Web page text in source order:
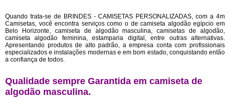
Quando trata-se de BRINDES - CAMISETAS PERSONALIZADAS, com a 4m
Camisetas, você encontra serviços como o de camiseta algodão egípcio em
Belo Horizonte, camiseta de algodão masculina, camisetas de algodão,
camiseta algodão feminina, estamparia digital, entre outras alternativas.
Apresentando produtos de alto padrão, a empresa conta com profissionais
especializados e instalações modernas e em bom estado, conquistando então
a confiança de todos.
Qualidade sempre Garantida em camiseta de
algodão masculina.